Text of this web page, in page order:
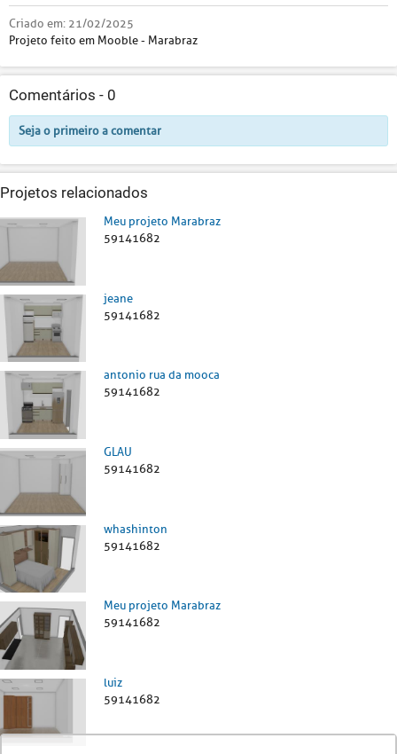
Criado em: 21/02/2025
Projeto feito em Mooble - Marabraz
Comentários - 0
Seja o primeiro a comentar
Projetos relacionados
Meu projeto Marabraz
59141682
jeane
59141682
antonio rua da mooca
59141682
GLAU
59141682
whashinton
59141682
Meu projeto Marabraz
59141682
luiz
59141682